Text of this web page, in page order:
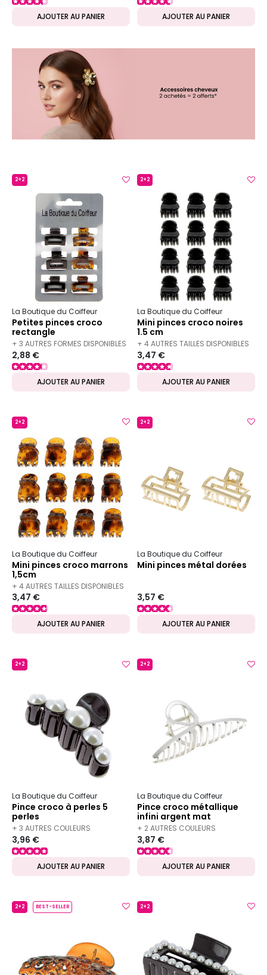
AJOUTER AU PANIER AJOUTER AU PANIER
2+2
La Boutique du Coiffeur
Petites pinces croco
rectangle
+ 3 AUTRES FORMES DISPONIBLES
2,88 €
AJOUTER AU PANIER
2+2
La Boutique du Coiffeur
Mini pinces croco noires
1.5 cm
+ 4 AUTRES TAILLES DISPONIBLES
3,47 €
AJOUTER AU PANIER
2+2
La Boutique du Coiffeur
Mini pinces croco marrons
1,5cm
+ 4 AUTRES TAILLES DISPONIBLES
3,47 €
AJOUTER AU PANIER
2+2
La Boutique du Coiffeur
Mini pinces métal dorées
3,57 €
AJOUTER AU PANIER
2+2
La Boutique du Coiffeur
Pince croco à perles 5
perles
+ 3 AUTRES COULEURS
DISPONIBLES
3,96 €
AJOUTER AU PANIER
2+2
La Boutique du Coiffeur
Pince croco métallique
infini argent mat
+ 2 AUTRES COULEURS
DISPONIBLES
3,87 €
AJOUTER AU PANIER
2+2 BEST-SELLER 2+2